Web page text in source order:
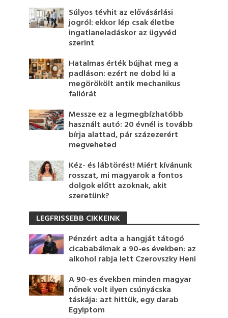
Súlyos tévhit az elővásárlási
jogról: ekkor lép csak életbe
ingatlaneladáskor az ügyvéd
szerint
Hatalmas érték bújhat meg a
padláson: ezért ne dobd ki a
megörökölt antik mechanikus
faliórát
Messze ez a legmegbízhatóbb
használt autó: 20 évnél is tovább
bírja alattad, pár százezerért
megveheted
Kéz- és lábtörést! Miért kívánunk
rosszat, mi magyarok a fontos
dolgok előtt azoknak, akit
szeretünk?
LEGFRISSEBB CIKKEINK
Pénzért adta a hangját tátogó
cicababáknak a 90-es években: az
alkohol rabja lett Czerovszky Heni
A 90-es években minden magyar
nőnek volt ilyen csúnyácska
táskája: azt hittük, egy darab
Egyiptom